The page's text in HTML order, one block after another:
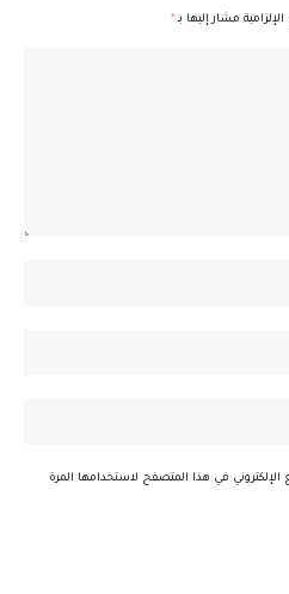
مشار إليها بـ *
الإلكتروني في هذا المتصفح لاستخدامها المرة